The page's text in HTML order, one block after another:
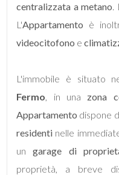
centralizzata a metano.
L'Appartamento è
videocitofono e
L'immobile è situato
Fermo, in una zona
Appartamento dispone
residenti nelle
un garage di
proprietà, a breve
4
5+
Bagni
minimi